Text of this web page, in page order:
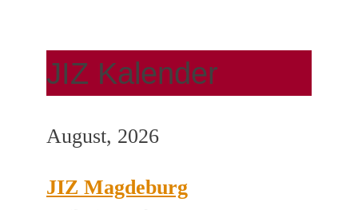
JIZ Kalender
August, 2026
JIZ Magdeburg